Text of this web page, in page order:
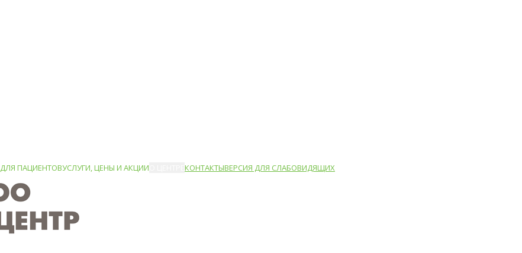
ДЛЯ ПАЦИЕНТОВУСЛУГИ, ЦЕНЫ И АКЦИИ КОНТАКТЫВЕРСИЯ ДЛЯ СЛАБОВИДЯЩИХ